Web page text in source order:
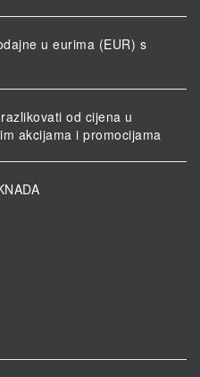
u eurima (EUR) s
od cijena u
akcijama i promocijama